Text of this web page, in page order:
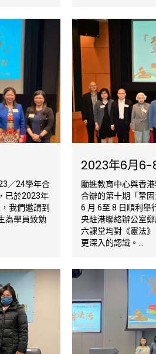
／24學年合
已於2023年
我們邀請到
為學員致勉
2023年6月6-
勵進教育中心與香
合辦的第十期「鞏
6 月 6至 8 日順利舉
央駐港聯絡辦公室
六課堂均對《憲法
更深入的認識。...